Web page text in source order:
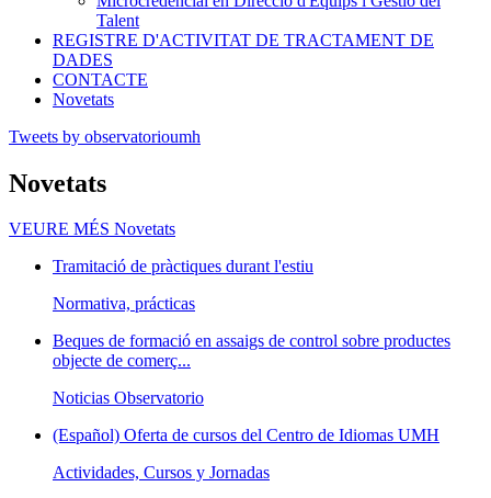
Talent
REGISTRE D'ACTIVITAT DE TRACTAMENT DE
DADES
CONTACTE
Novetats
Tweets by observatorioumh
Novetats
VEURE MÉS Novetats
Tramitació de pràctiques durant l'estiu
Normativa, prácticas
Beques de formació en assaigs de control sobre productes
objecte de comerç...
Noticias Observatorio
(Español) Oferta de cursos del Centro de Idiomas UMH
Actividades, Cursos y Jornadas